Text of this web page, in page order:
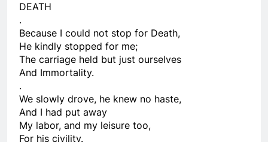
CSVSQ Trần Văn Tài K20
2 Years Ago
Tôi vẫn nợ em một lời xin lỗi
3 Years Ago
DEATH
.
Because I could not stop for Death,
He kindly stopped for me;
The carriage held but just ourselves
And Immortality.
.
We slowly drove, he knew no haste,
And I had put away
My labor, and my leisure too,
For his civility.